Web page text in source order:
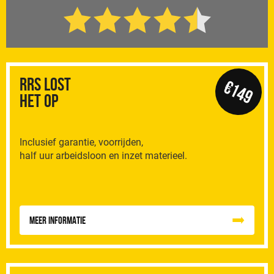
RRS Lost
het op
Inclusief garantie, voorrijden,
half uur arbeidsloon en inzet materieel.
€149
Meer informatie